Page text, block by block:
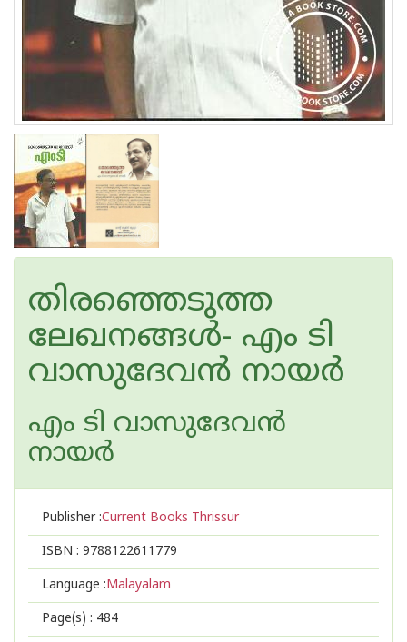
തിരഞ്ഞെടുത്ത
ലേഖനങ്ങള്‍- എം ടി
വാസുദേവന്‍ നായര്‍
എം ടി വാസുദേവന്‍
നായര്‍
Publisher :Current Books Thrissur
ISBN : 9788122611779
Language :Malayalam
Page(s) : 484